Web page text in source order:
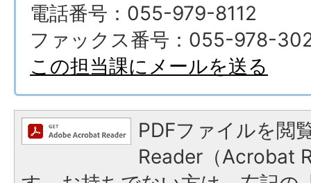
電話番号：055-979-8112
ファックス番号：055-978-
この担当課にメールを送る
PDFファイルを閲
Reader（Acrobat